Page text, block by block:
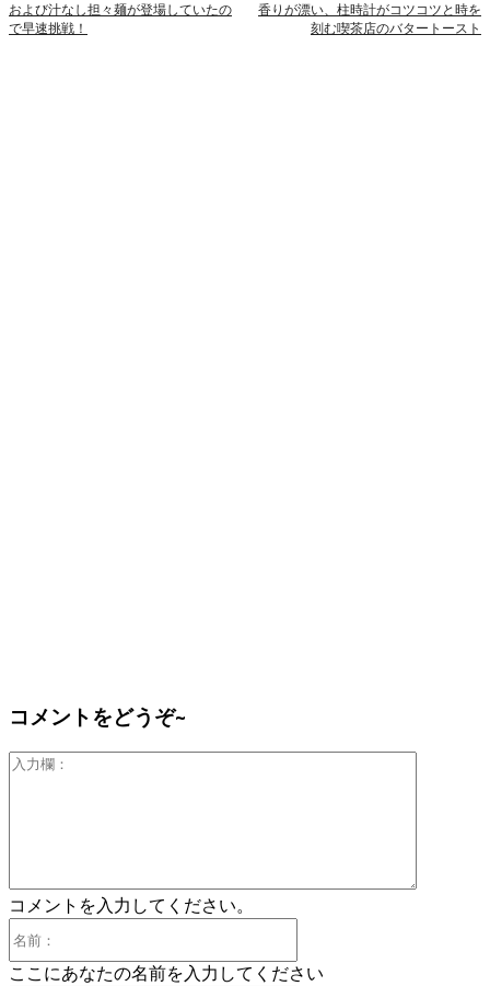
および汁なし担々麺が登場していたの
で早速挑戦！
香りが漂い、柱時計がコツコツと時を
刻む喫茶店のバタートースト
コメントをどうぞ~
コメントを入力してください。
ここにあなたの名前を入力してください